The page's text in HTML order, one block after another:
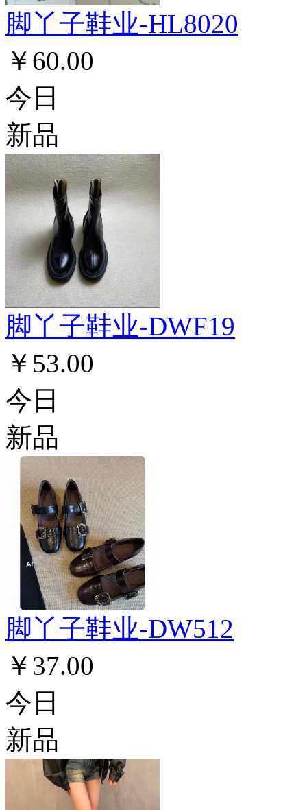
脚丫子鞋业-HL8020
￥60.00
今日
新品
脚丫子鞋业-DWF19
￥53.00
今日
新品
脚丫子鞋业-DW512
￥37.00
今日
新品